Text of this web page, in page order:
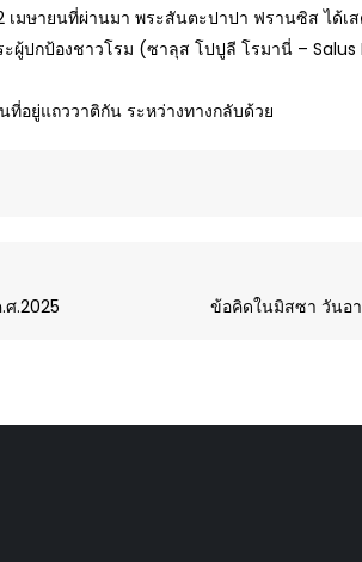
เมษายนที่ผ่านมา พระสันตะปาปา ฟรานซิส ได้
ผู้ปกป้องชาวโรม (ซาลุส โปปูลี โรมานี่ –
อยู่แถววาติกัน ระหว่างทางกลับด้วย
.2025
ข้อคิดในมิสซา วันอา